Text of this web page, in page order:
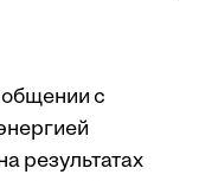
с
результатах